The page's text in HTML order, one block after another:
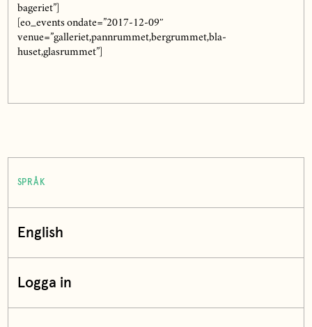
bageriet”]
[eo_events ondate=”2017-12-09″
venue=”galleriet,pannrummet,bergrummet,bla-
huset,glasrummet”]
SPRÅK
English
Logga in